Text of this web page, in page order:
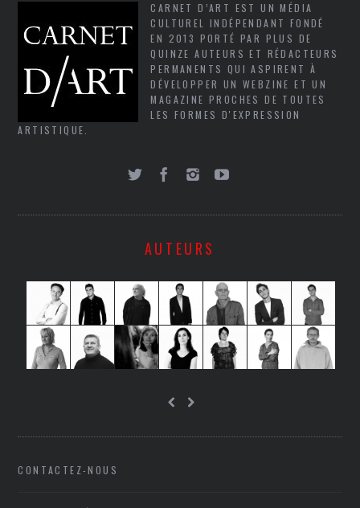
CARNET D’ART EST UN MÉDIA
CULTUREL INDÉPENDANT FONDÉ
EN 2013 PORTÉ PAR PLUS DE
QUINZE AUTEURS ET RÉDACTEURS
PERMANENTS QUI ASPIRENT À
DÉVELOPPER UN WEBZINE ET UN
MAGAZINE PROCHES DE TOUTES
LES FORMES D'EXPRESSION
ARTISTIQUE.
AUTEURS
CONTACTEZ-NOUS